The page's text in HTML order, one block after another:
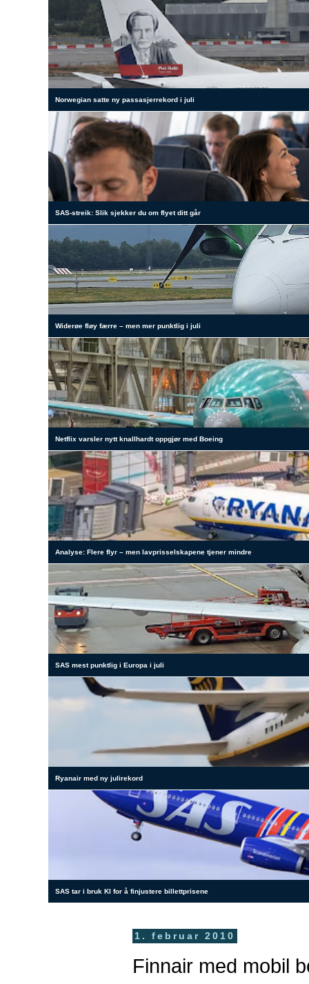
Norwegian satte ny passasjerrekord i juli
SAS-streik: Slik sjekker du om flyet ditt går
Widerøe fløy færre – men mer punktlig i juli
Netflix varsler nytt knallhardt oppgjør med Boeing
Analyse: Flere flyr – men lavprisselskapene tjener mindre
SAS mest punktlig i Europa i juli
Ryanair med ny julirekord
SAS tar i bruk KI for å finjustere billettprisene
1. februar 2010
Finnair med mobil